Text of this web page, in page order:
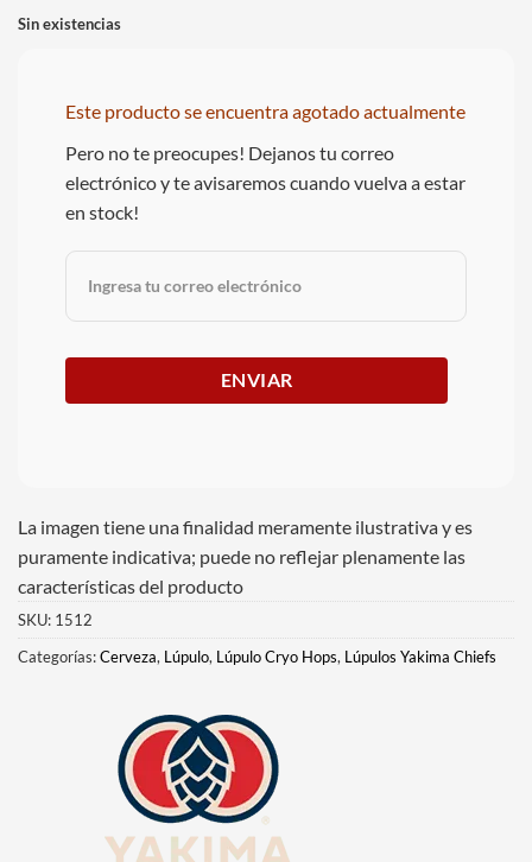
Sin existencias
Este producto se encuentra agotado actualmente
Pero no te preocupes! Dejanos tu correo
electrónico y te avisaremos cuando vuelva a estar
en stock!
La imagen tiene una finalidad meramente ilustrativa y es
puramente indicativa; puede no reflejar plenamente las
características del producto
SKU: 1512
Categorías:Cerveza, Lúpulo, Lúpulo Cryo Hops, Lúpulos Yakima Chiefs